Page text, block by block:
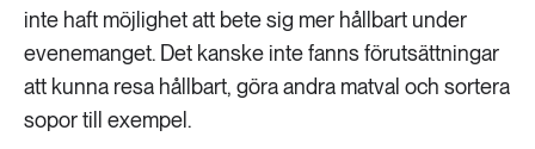
inte haft möjlighet att bete sig mer hållbart under
evenemanget. Det kanske inte fanns förutsättningar
att kunna resa hållbart, göra andra matval och sortera
sopor till exempel.